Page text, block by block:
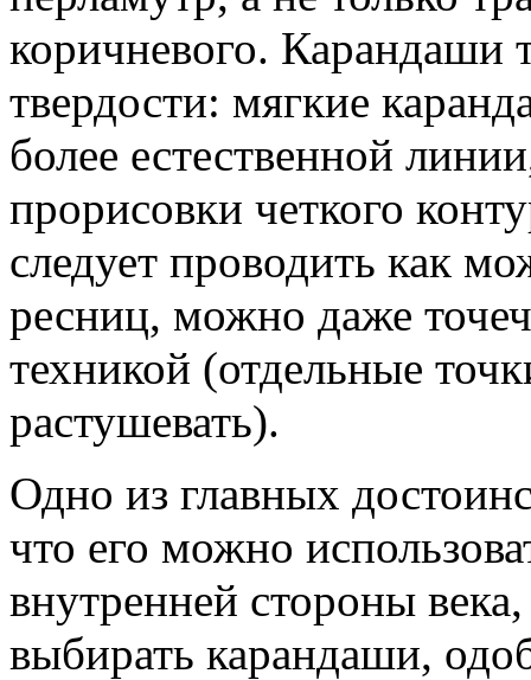
коричневого. Карандаши
твердости: мягкие
более естественной
прорисовки четкого
следует проводить как
ресниц, можно даже
техникой (отдельные
растушевать).
Одно из главных
что его можно
внутренней стороны
выбирать карандаши,